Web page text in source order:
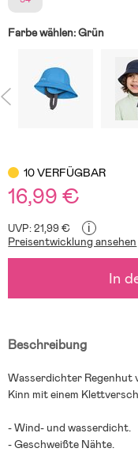
Farbe wählen:Grün
10 VERFÜGBAR
16,99 €
UVP: 21,99 € i
Preisentwicklung ansehen
In
Beschreibung
Wasserdichter Regenhut
Kinn mit einem
- Wind- und wasserdicht.
- Geschweißte Nähte.